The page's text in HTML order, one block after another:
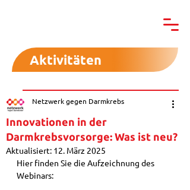
Aktivitäten
Innovationen in der
Darmkrebsvorsorge: Was ist neu?
Netzwerk gegen Darmkrebs
Aktualisiert: 12. März 2025
Hier finden Sie die Aufzeichnung des
Webinars: